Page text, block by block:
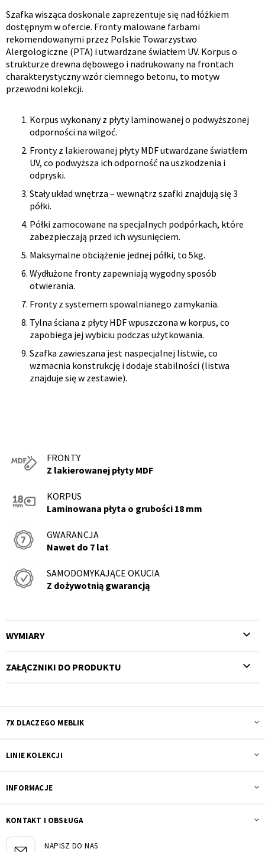
Opis
produktu
Szafka wisząca doskonale zaprezentuje się nad łóżkiem
dostępnym w ofercie. Fronty malowane farbami
rekomendowanymi przez Polskie Towarzystwo
Alergologiczne (PTA) i utwardzane światłem UV. Korpus o
strukturze drewna dębowego i nadrukowany na frontach
charakterystyczny wzór ciemnego betonu, to motyw
przewodni kolekcji.
Korpus wykonany z płyty laminowanej o podwyższonej
odporności na wilgoć.
Fronty z lakierowanej płyty MDF utwardzane światłem
UV, co podwyższa ich odporność na uszkodzenia i
odpryski.
Stały układ wnętrza – wewnątrz szafki znajdują się 3
półki.
Półki zamocowane na specjalnych podpórkach, które
zabezpieczają przed ich wysunięciem.
Maksymalne obciążenie jednej półki, to 5kg.
Wydłużone fronty zapewniają wygodny sposób
otwierania.
Fronty z systemem spowalnianego zamykania.
Tylna ściana z płyty HDF wpuszczona w korpus, co
zapobiega jej wybiciu podczas użytkowania.
Szafka zawieszana jest naspecjalnej listwie, co
wzmacnia konstrukcję i dodaje stabilności (listwa
znajduje się w zestawie).
FRONTY
Z lakierowanej płyty MDF
KORPUS
Laminowana płyta o grubości 18 mm
GWARANCJA
Nawet do 7 lat
SAMODOMYKAJĄCE OKUCIA
Z dożywotnią gwarancją
WYMIARY
ZAŁĄCZNIKI DO PRODUKTU
7X DLACZEGO MEBLIK
LINIE KOLEKCJI
INFORMACJE
KONTAKT I OBSŁUGA
NAPISZ DO NAS